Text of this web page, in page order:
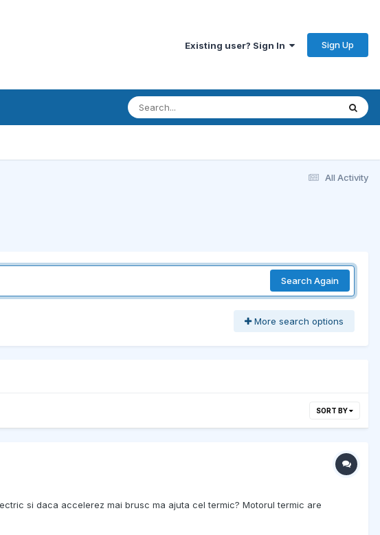
Existing user? Sign In Sign Up
All Activity
Search Again
More search options
SORT BY
si daca accelerez mai brusc ma ajuta cel termic? Motorul termic are